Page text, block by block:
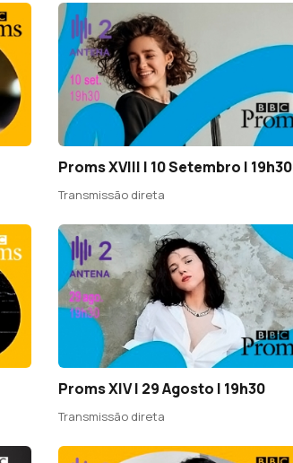
Proms XVIII | 10 Setembro | 19h30
Transmissão direta
Proms XIV | 29 Agosto | 19h30
Transmissão direta